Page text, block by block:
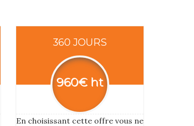
360 JOURS
960€ ht
En choisissant cette offre vous ne